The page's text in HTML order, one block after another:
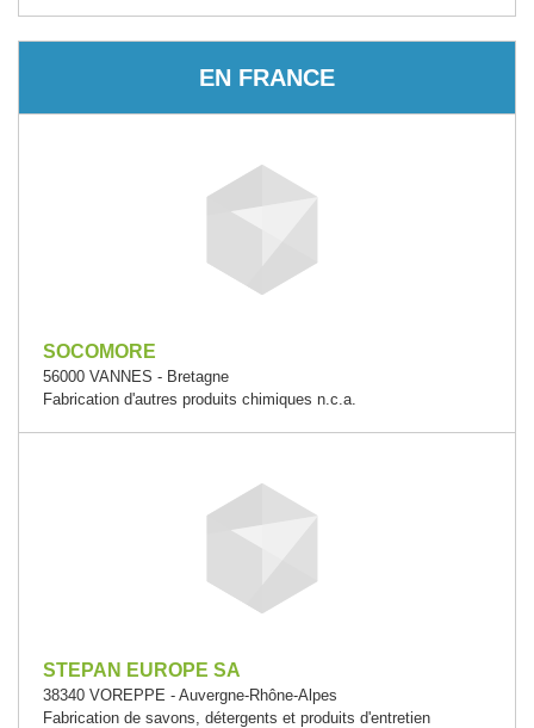
EN FRANCE
SOCOMORE
56000 VANNES - Bretagne
Fabrication d'autres produits chimiques n.c.a.
STEPAN EUROPE SA
38340 VOREPPE - Auvergne-Rhône-Alpes
Fabrication de savons, détergents et produits d'entretien